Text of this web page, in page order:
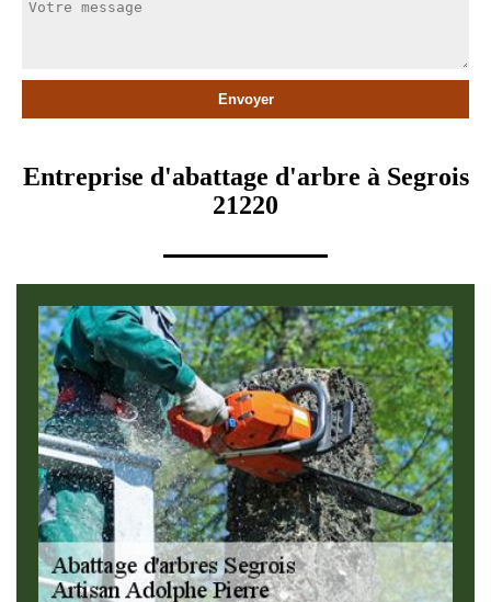
Entreprise d'abattage d'arbre à Segrois
21220